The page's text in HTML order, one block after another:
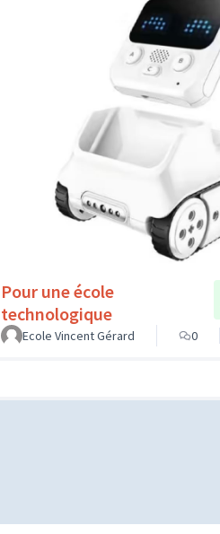
Pour une école
technologique
Ecole Vincent Gérard
0